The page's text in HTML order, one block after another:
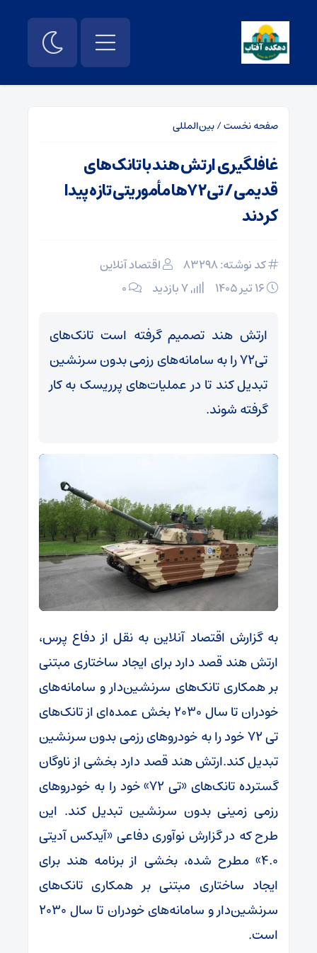
صفحه نخست/بین‌المللی
غافلگیری ارتش هند با تانک‌های
قدیمی / تی‌۷۲ها مأموریتی تازه پیدا
کردند
کد نوشته: 83298
اقتصاد آنلاین
۰
ارتش هند تصمیم گرفته است تانک‌های
تی‌۷۲ را به سامانه‌های رزمی بدون سرنشین
تبدیل کند تا در عملیات‌های پرریسک به کار
گرفته شوند.
به گزارش اقتصاد آنلاین به نقل از دفاع پرس،
ارتش هند قصد دارد برای ایجاد ساختاری مبتنی
بر همکاری تانک‌های سرنشین‌دار و سامانه‌های
خودران تا سال ۲۰۳۰ بخش عمده‌ای از تانک‌های
تی ۷۲ خود را به خودرو‌های رزمی بدون سرنشین
تبدیل کند.ارتش هند قصد دارد بخشی از ناوگان
گسترده تانک‌های «تی ۷۲» خود را به خودرو‌های
رزمی زمینی بدون سرنشین تبدیل کند. این
طرح که در گزارش نوآوری دفاعی «آیدکس آدیتی
۴.۰» مطرح شده، بخشی از برنامه هند برای
ایجاد ساختاری مبتنی بر همکاری تانک‌های
سرنشین‌دار و سامانه‌های خودران تا سال ۲۰۳۰
است.